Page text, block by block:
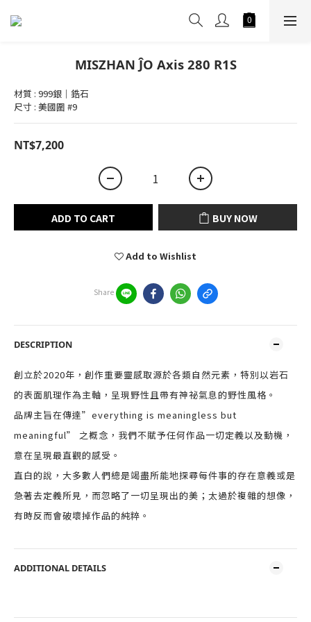
MISZHAN ĴO Axis 280 R1S
材質 : 999銀｜鋯石
尺寸 : 美國圍 #9
NT$7,200
ADD TO CART BUY NOW
Add to Wishlist
Share
DESCRIPTION
創立於2020年，創作重要靈感取源於各類自然元素，特別以岩石
的表面肌理作為主軸，呈現野性且帶有神祕氣息的野性風格。
品牌主旨在傳達”everything is meaningless but
meaningful” 之概念，我們不賦予任何作品一切定義以及動機，
意在呈現最直觀的感受。
直白的說，大多數人們總是竭盡所能地探尋每件事的存在意義或是
急著去定義所見，而忽略了一切呈現出的美；太過於複雜的想像，
有時反而會破壞掉作品的純粹。
ADDITIONAL DETAILS